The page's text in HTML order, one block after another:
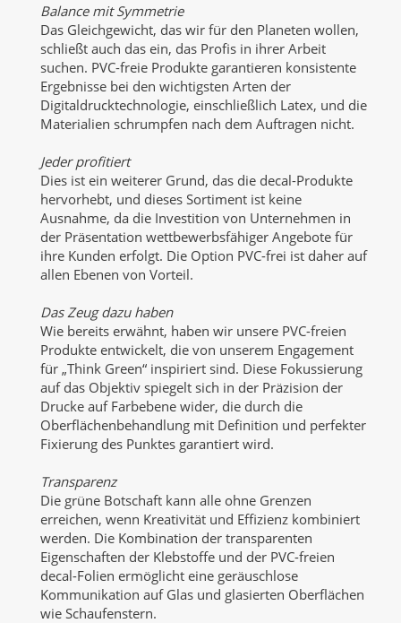
Balance mit Symmetrie
Das Gleichgewicht, das wir für den Planeten wollen,
schließt auch das ein, das Profis in ihrer Arbeit
suchen. PVC-freie Produkte garantieren konsistente
Ergebnisse bei den wichtigsten Arten der
Digitaldrucktechnologie, einschließlich Latex, und die
Materialien schrumpfen nach dem Auftragen nicht.
Jeder profitiert
Dies ist ein weiterer Grund, das die decal-Produkte
hervorhebt, und dieses Sortiment ist keine
Ausnahme, da die Investition von Unternehmen in
der Präsentation wettbewerbsfähiger Angebote für
ihre Kunden erfolgt. Die Option PVC-frei ist daher auf
allen Ebenen von Vorteil.
Das Zeug dazu haben
Wie bereits erwähnt, haben wir unsere PVC-freien
Produkte entwickelt, die von unserem Engagement
für „Think Green“ inspiriert sind. Diese Fokussierung
auf das Objektiv spiegelt sich in der Präzision der
Drucke auf Farbebene wider, die durch die
Oberflächenbehandlung mit Definition und perfekter
Fixierung des Punktes garantiert wird.
Transparenz
Die grüne Botschaft kann alle ohne Grenzen
erreichen, wenn Kreativität und Effizienz kombiniert
werden. Die Kombination der transparenten
Eigenschaften der Klebstoffe und der PVC-freien
decal-Folien ermöglicht eine geräuschlose
Kommunikation auf Glas und glasierten Oberflächen
wie Schaufenstern.